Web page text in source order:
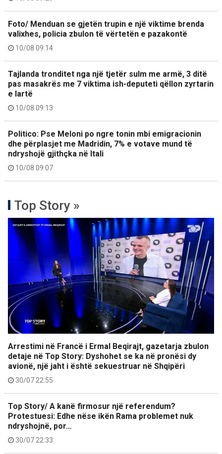
Foto/ Menduan se gjetën trupin e një viktime brenda
valixhes, policia zbulon të vërtetën e pazakontë
10/08 09:14
Tajlanda tronditet nga një tjetër sulm me armë, 3 ditë
pas masakrës me 7 viktima ish-deputeti qëllon zyrtarin
e lartë
10/08 09:13
Politico: Pse Meloni po ngre tonin mbi emigracionin
dhe përplasjet me Madridin, 7% e votave mund të
ndryshojë gjithçka në Itali
10/08 09:07
Top Story »
Arrestimi në Francë i Ermal Beqirajt, gazetarja zbulon
detaje në Top Story: Dyshohet se ka në pronësi dy
avionë, një jaht i është sekuestruar në Shqipëri
30/07 22:55
Top Story/ A kanë firmosur një referendum?
Protestuesi: Edhe nëse ikën Rama problemet nuk
ndryshojnë, por…
30/07 22:33